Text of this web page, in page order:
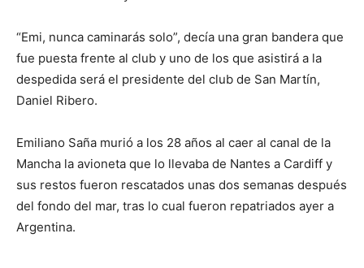
“Emi, nunca caminarás solo”, decía una gran bandera que
fue puesta frente al club y uno de los que asistirá a la
despedida será el presidente del club de San Martín,
Daniel Ribero.
Emiliano Saña murió a los 28 años al caer al canal de la
Mancha la avioneta que lo llevaba de Nantes a Cardiff y
sus restos fueron rescatados unas dos semanas después
del fondo del mar, tras lo cual fueron repatriados ayer a
Argentina.